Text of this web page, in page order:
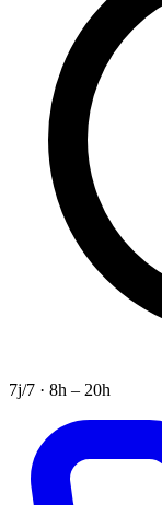
7j/7 · 8h – 20h